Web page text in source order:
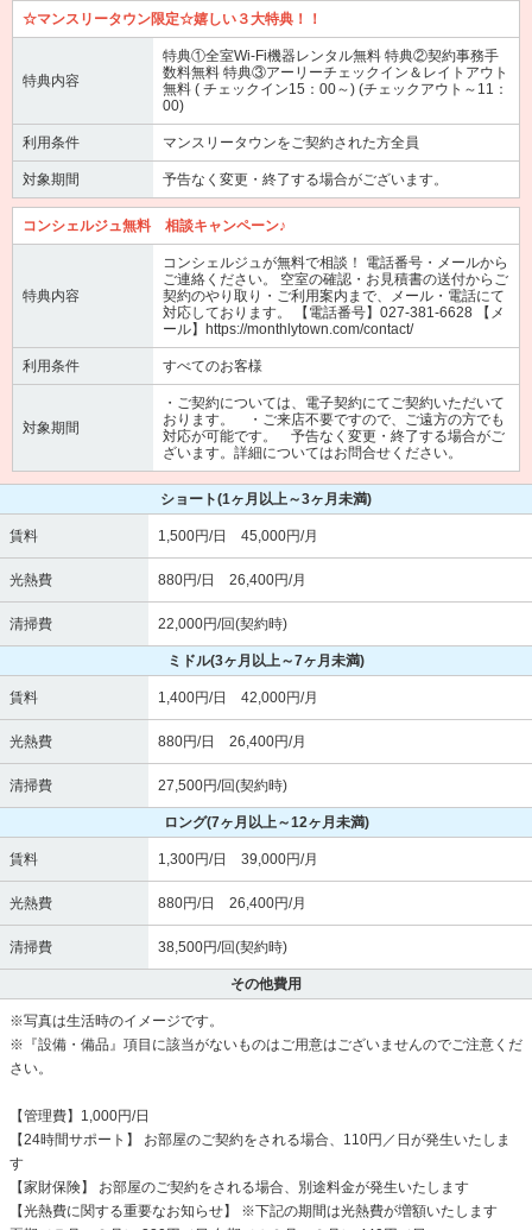
☆マンスリータウン限定☆嬉しい３大特典！！
特典内容
特典①全室Wi-Fi機器レンタル無料 特典②契約事務手
数料無料 特典③アーリーチェックイン＆レイトアウト
無料 ( チェックイン15：00～) (チェックアウト～11：
00)
利用条件 マンスリータウンをご契約された方全員
対象期間 予告なく変更・終了する場合がございます。
コンシェルジュ無料 相談キャンペーン♪
特典内容
コンシェルジュが無料で相談！ 電話番号・メールから
ご連絡ください。 空室の確認・お見積書の送付からご
契約のやり取り・ご利用案内まで、メール・電話にて
対応しております。 【電話番号】027-381-6628 【メ
ール】https://monthlytown.com/contact/
利用条件 すべてのお客様
対象期間
・ご契約については、電子契約にてご契約いただいて
おります。 ・ご来店不要ですので、ご遠方の方でも
対応が可能です。 予告なく変更・終了する場合がご
ざいます。詳細についてはお問合せください。
ショート(1ヶ月以上～3ヶ月未満)
賃料 1,500円/日 45,000円/月
光熱費 880円/日 26,400円/月
清掃費 22,000円/回(契約時)
ミドル(3ヶ月以上～7ヶ月未満)
賃料 1,400円/日 42,000円/月
光熱費 880円/日 26,400円/月
清掃費 27,500円/回(契約時)
ロング(7ヶ月以上～12ヶ月未満)
賃料 1,300円/日 39,000円/月
光熱費 880円/日 26,400円/月
清掃費 38,500円/回(契約時)
その他費用
※写真は生活時のイメージです。
※『設備・備品』項目に該当がないものはご用意はございませんのでご注意くだ
さい。
【管理費】1,000円/日
【24時間サポート】 お部屋のご契約をされる場合、110円／日が発生いたしま
す
【家財保険】 お部屋のご契約をされる場合、別途料金が発生いたします
【光熱費に関する重要なお知らせ】 ※下記の期間は光熱費が増額いたします